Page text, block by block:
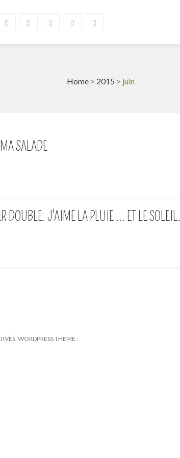
Home> 2015 > juin
SALADE
DOUBLE. J'AIME LA PLUIE … ET LE SOLEIL.
WORDPRESS THEME :